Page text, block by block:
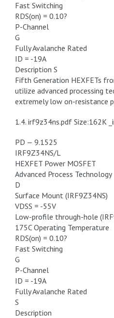
Fast Switching
RDS(on) = 0.10?
P-Channel
G
Fully Avalanche Rated
ID = -19A
Description S
Fifth Generation HEXFETs
utilize advanced processing
extremely low on-resistance
1.4. irf9z34ns.pdf Size:162K
PD — 9.1525
IRF9Z34NS/L
HEXFET Power MOSFET
Advanced Process Technology
D
Surface Mount (IRF9Z34NS)
VDSS = -55V
Low-profile through-hole
175C Operating Temperature
RDS(on) = 0.10?
Fast Switching
G
P-Channel
ID = -19A
Fully Avalanche Rated
S
Description